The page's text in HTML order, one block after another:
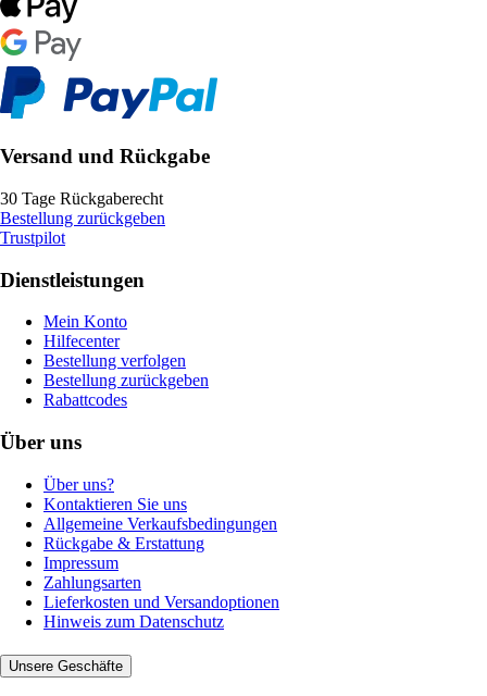
Versand und Rückgabe
30 Tage Rückgaberecht
Bestellung zurückgeben
Trustpilot
Dienstleistungen
Mein Konto
Hilfecenter
Bestellung verfolgen
Bestellung zurückgeben
Rabattcodes
Über uns
Über uns?
Kontaktieren Sie uns
Allgemeine Verkaufsbedingungen
Rückgabe & Erstattung
Impressum
Zahlungsarten
Lieferkosten und Versandoptionen
Hinweis zum Datenschutz
Unsere Geschäfte